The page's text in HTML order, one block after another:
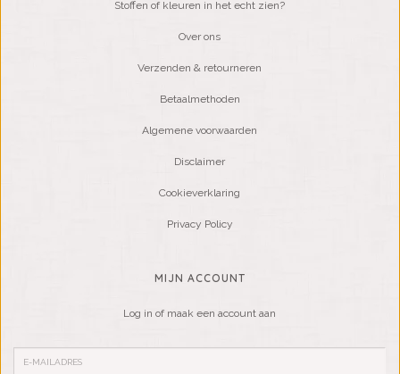
Stoffen of kleuren in het echt zien?
Over ons
Verzenden & retourneren
Betaalmethoden
Algemene voorwaarden
Disclaimer
Cookieverklaring
Privacy Policy
MIJN ACCOUNT
Log in of maak een account aan